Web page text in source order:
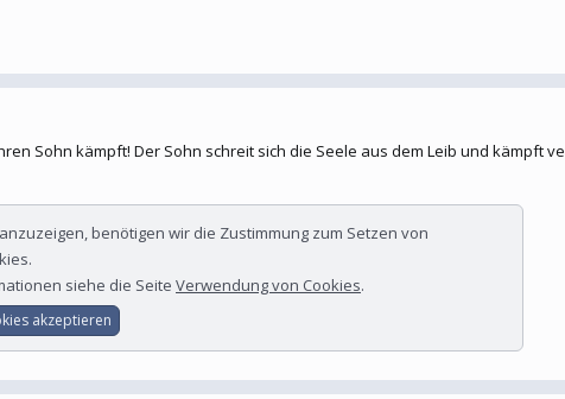
Sohn kämpft! Der Sohn schreit sich die Seele aus dem Leib und kämpft
benötigen wir die Zustimmung zum Setzen von
siehe die Seite Verwendung von Cookies.
akzeptieren